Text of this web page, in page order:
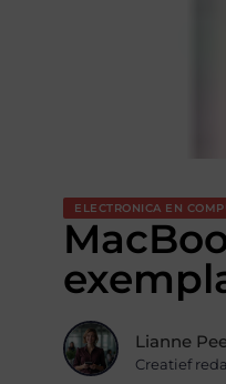
ELECTRONICA EN
Lianne
Creatief